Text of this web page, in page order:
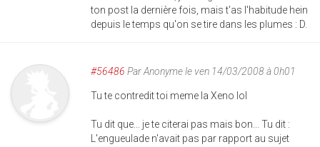
ton post la dernière fois, mais t'as l'habitude hein
depuis le temps qu'on se tire dans les plumes : D.
#56486 ParAnonymele ven 14/03/2008 à 0h01
Tu te contredit toi meme la Xeno lol
Tu dit que... je te citerai pas mais bon... Tu dit :
L'engueulade n'avait pas par rapport au sujet